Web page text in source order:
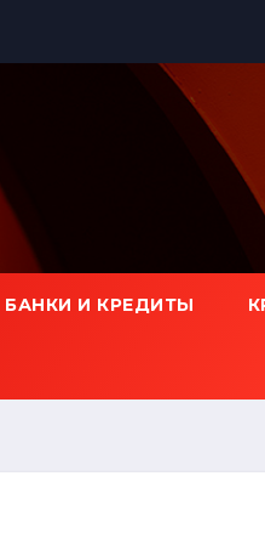
БАНКИ И КРЕДИТЫ